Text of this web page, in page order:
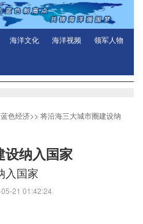
海洋文化 海洋视频 领军人物
色经济>> 将沿海三大城市圈建设纳
设纳入国家
入国家
21 01:42:24